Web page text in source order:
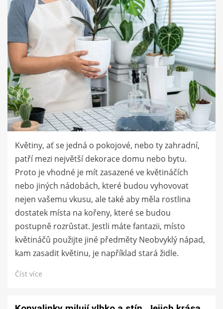
Květiny, ať se jedná o pokojové, nebo ty zahradní,
patří mezi největší dekorace domu nebo bytu.
Proto je vhodné je mít zasazené ve květináčích
nebo jiných nádobách, které budou vyhovovat
nejen vašemu vkusu, ale také aby měla rostlina
dostatek místa na kořeny, které se budou
postupně rozrůstat. Jestli máte fantazii, místo
květináčů použijte jiné předměty Neobvyklý nápad,
kam zasadit květinu, je například stará židle.
Číst více